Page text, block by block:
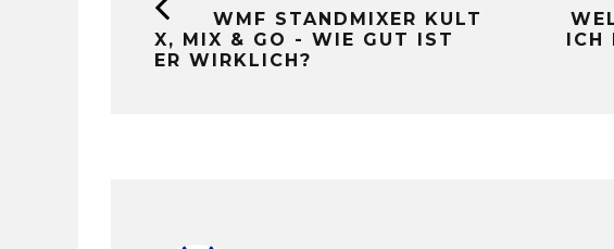
WMF STANDMIXER KULT
X, MIX & GO - WIE GUT IST
ER WIRKLICH?
ICH